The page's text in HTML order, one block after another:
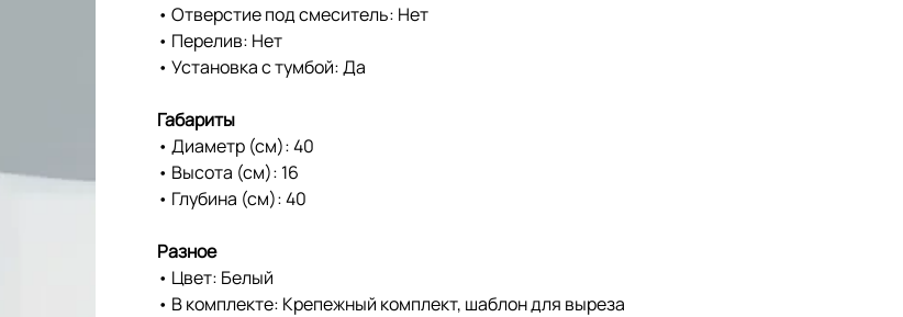
• Отверстие под смеситель: Нет
• Перелив: Нет
• Установка с тумбой: Да
Габариты
• Диаметр (см): 40
• Высота (см): 16
• Глубина (см): 40
Разное
• Цвет: Белый
• В комплекте: Крепежный комплект, шаблон для выреза